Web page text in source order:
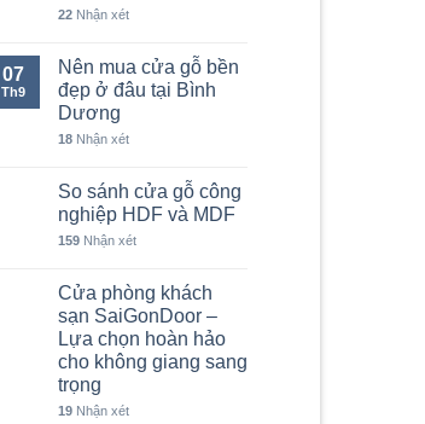
22Nhận xét
07
Th9
Nên mua cửa gỗ bền
đẹp ở đâu tại Bình
Dương
18Nhận xét
So sánh cửa gỗ công
nghiệp HDF và MDF
159Nhận xét
Cửa phòng khách
sạn SaiGonDoor –
Lựa chọn hoàn hảo
cho không giang sang
trọng
19Nhận xét